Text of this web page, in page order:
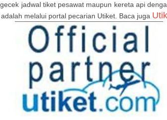
jadwal tiket pesawat maupun kereta api
melalui portal pecarian Utiket. Baca juga